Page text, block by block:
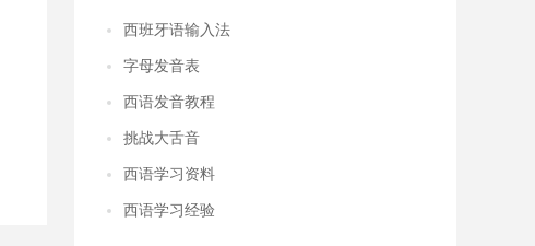
西班牙语输入法
字母发音表
西语发音教程
挑战大舌音
西语学习资料
西语学习经验